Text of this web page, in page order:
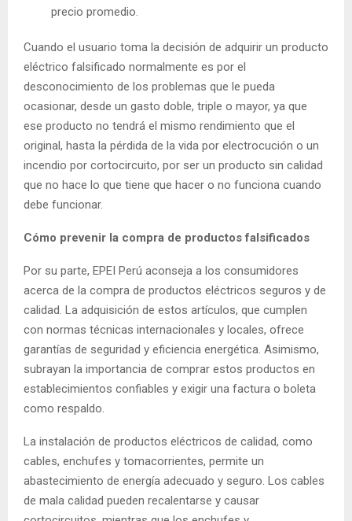
precio promedio.
Cuando el usuario toma la decisión de adquirir un producto
eléctrico falsificado normalmente es por el
desconocimiento de los problemas que le pueda
ocasionar, desde un gasto doble, triple o mayor, ya que
ese producto no tendrá el mismo rendimiento que el
original, hasta la pérdida de la vida por electrocución o un
incendio por cortocircuito, por ser un producto sin calidad
que no hace lo que tiene que hacer o no funciona cuando
debe funcionar.
Cómo prevenir la compra de productos falsificados
Por su parte, EPEI Perú aconseja a los consumidores
acerca de la compra de productos eléctricos seguros y de
calidad. La adquisición de estos artículos, que cumplen
con normas técnicas internacionales y locales, ofrece
garantías de seguridad y eficiencia energética. Asimismo,
subrayan la importancia de comprar estos productos en
establecimientos confiables y exigir una factura o boleta
como respaldo.
La instalación de productos eléctricos de calidad, como
cables, enchufes y tomacorrientes, permite un
abastecimiento de energía adecuado y seguro. Los cables
de mala calidad pueden recalentarse y causar